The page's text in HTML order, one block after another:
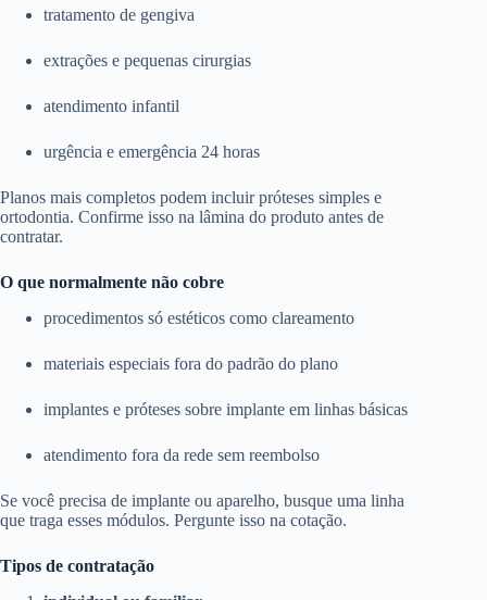
tratamento de gengiva
extrações e pequenas cirurgias
atendimento infantil
urgência e emergência 24 horas
Planos mais completos podem incluir próteses simples e
ortodontia. Confirme isso na lâmina do produto antes de
contratar.
O que normalmente não cobre
procedimentos só estéticos como clareamento
materiais especiais fora do padrão do plano
implantes e próteses sobre implante em linhas básicas
atendimento fora da rede sem reembolso
Se você precisa de implante ou aparelho, busque uma linha
que traga esses módulos. Pergunte isso na cotação.
Tipos de contratação